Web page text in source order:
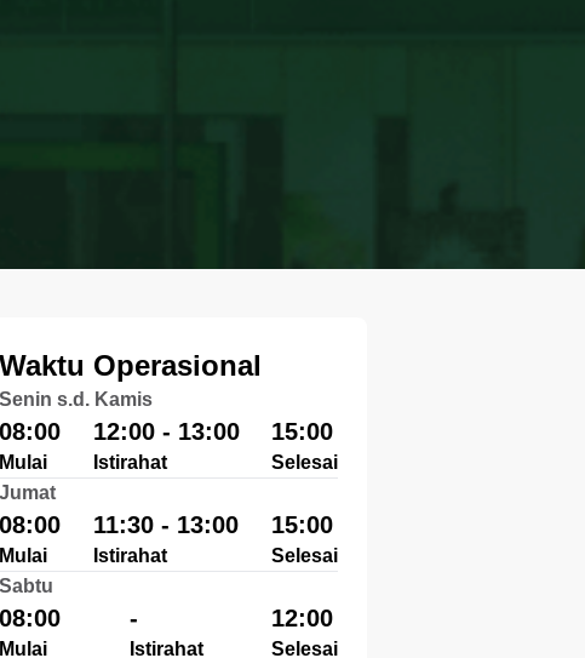
Waktu Operasional
Senin s.d. Kamis
08:00
Mulai
12:00 - 13:00
Istirahat
15:00
Selesai
Jumat
08:00
Mulai
11:30 - 13:00
Istirahat
15:00
Selesai
Sabtu
08:00
Mulai
-
Istirahat
12:00
Selesai